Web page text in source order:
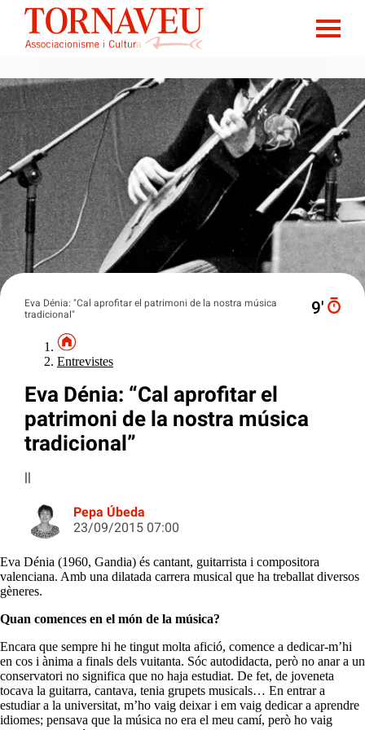
Eva Dénia: "Cal aprofitar el patrimoni de la nostra música
tradicional"
9′
Entrevistes
Eva Dénia: “Cal aprofitar el
patrimoni de la nostra música
tradicional”
||
Pepa Úbeda
23/09/2015 07:00
Eva Dénia (1960, Gandia) és cantant, guitarrista i compositora
valenciana. Amb una dilatada carrera musical que ha treballat diversos
gèneres.
Quan comences en el món de la música?
Encara que sempre hi he tingut molta afició, comence a dedicar-m’hi
en cos i ànima a finals dels vuitanta. Sóc autodidacta, però no anar a un
conservatori no significa que no haja estudiat. De fet, de joveneta
tocava la guitarra, cantava, tenia grupets musicals… En entrar a
estudiar a la universitat, m’ho vaig deixar i em vaig dedicar a aprendre
idiomes; pensava que la música no era el meu camí, però ho vaig